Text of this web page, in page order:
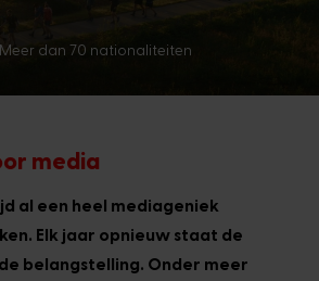
Meer dan 70 nationaliteiten
media
al een heel mediageniek
Elk jaar opnieuw staat de
belangstelling. Onder meer
Miles, de chatbot van de
kan ik je mee helpen?